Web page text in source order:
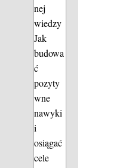
nej
wiedzy
Jak
budowa
ć
pozyty
wne
nawyki
i
osiągać
cele